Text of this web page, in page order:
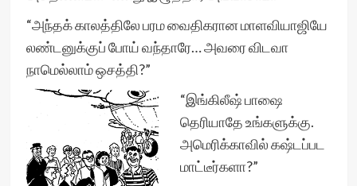
“அந்தக் காலத்திலே பரம வைதிகரான மாளவியாஜியே
லண்டனுக்குப் போய் வந்தாரே… அவரை விடவா
நாமெல்லாம் ஒசத்தி?”
“இங்கிலீஷ் பாஷை
தெரியாதே உங்களுக்கு.
அமெரிக்காவில் கஷ்டப்பட
மாட்டீர்களா?”